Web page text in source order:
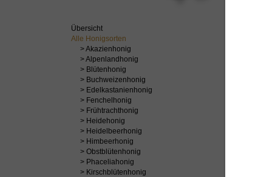
Übersicht
Alle Honigsorten
> Akazienhonig
> Alpenlandhonig
> Blütenhonig
> Buchweizenhonig
> Edelkastanienhonig
> Fenchelhonig
> Frühtrachthonig
> Heidehonig
> Heidelbeerhonig
> Himbeerhonig
> Obstblütenhonig
> Phaceliahonig
> Kirschblütenhonig